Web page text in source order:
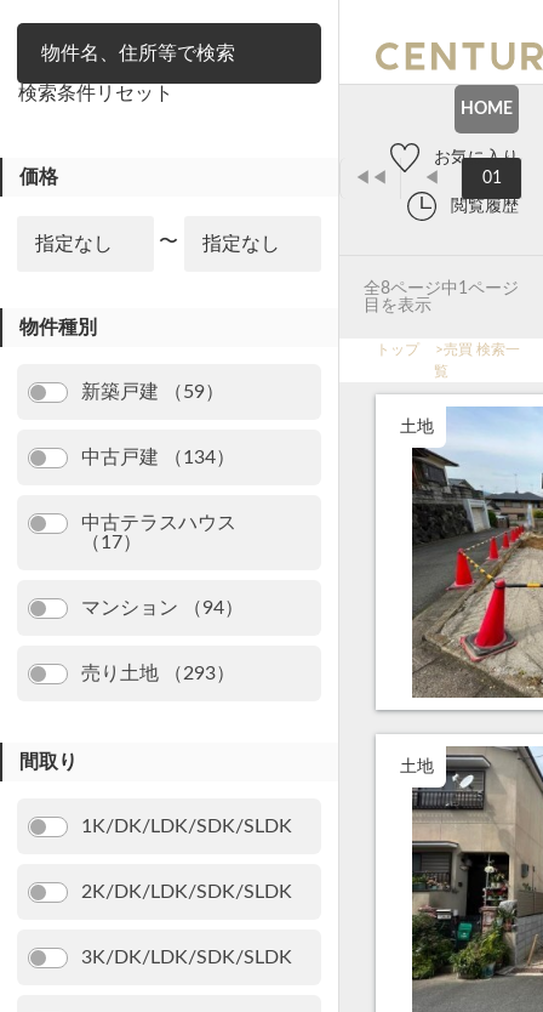
検索条件リセット
価格
〜
物件種別
新築戸建 （59）
中古戸建 （134）
中古テラスハウス
（17）
マンション （94）
売り土地 （293）
間取り
1K/DK/LDK/SDK/SLDK
2K/DK/LDK/SDK/SLDK
3K/DK/LDK/SDK/SLDK
HOME
お気に入り
閲覧履歴
◀◀ ◀ 01
全8ページ中1ページ
目を表示
トップ >売買 検索一
覧
土地
土地